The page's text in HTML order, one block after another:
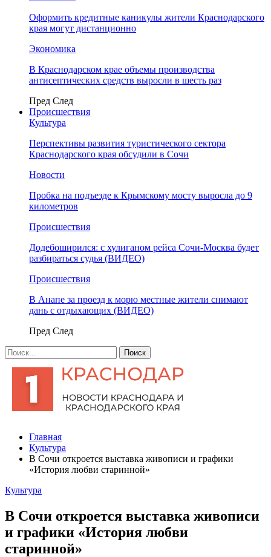
Оформить кредитные каникулы жители Краснодарского
края могут дистанционно
Экономика
В Краснодарском крае объемы производства
антисептических средств выросли в шесть раз
Пред След
Происшествия
Культура
Перспективы развития туристического сектора
Краснодарского края обсудили в Сочи
Новости
Пробка на подъезде к Крымскому мосту выросла до 9
километров
Происшествия
Додебоширился: с хулиганом рейса Сочи-Москва будет
разбираться судья (ВИДЕО)
Происшествия
В Анапе за проезд к морю местные жители снимают
дань с отдыхающих (ВИДЕО)
Пред След
Главная
Культура
В Сочи откроется выставка живописи и графики
«История любви старинной»
Культура
В Сочи откроется выставка живописи
и графики «История любви
старинной»